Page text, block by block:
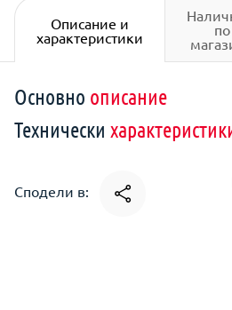
Описание и
характеристики
по
Основно описание
Технически
Сподели в: